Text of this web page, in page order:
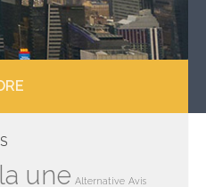
une Alternative Avis